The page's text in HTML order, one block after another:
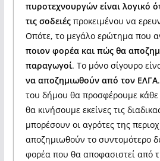
πυροτεχνουργών είναι λογικό
τις σοδειές προκειμένου να
Οπότε, το μεγάλο ερώτημα που
ποιον φορέα και πώς θα
παραγωγοί. Το μόνο σίγουρο
να αποζημιωθούν από τον ΕΛΓΑ
του δήμου θα προσφέρουμε κάθε
θα κινήσουμε εκείνες τις
μπορέσουν οι αγρότες της
αποζημιωθούν το συντομότερο
φορέα που θα αποφασιστεί από